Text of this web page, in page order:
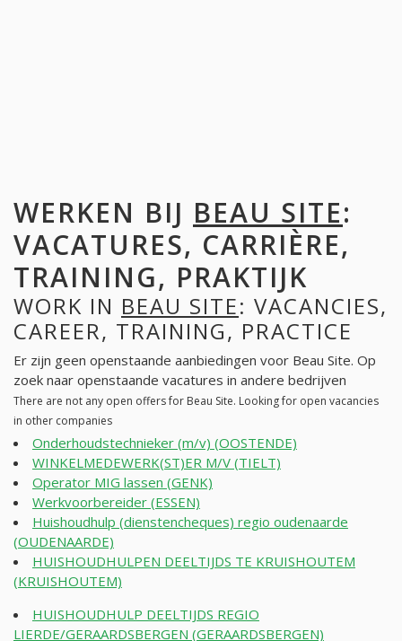
WERKEN BIJ BEAU SITE:
VACATURES, CARRIÈRE,
TRAINING, PRAKTIJK
WORK IN BEAU SITE: VACANCIES,
CAREER, TRAINING, PRACTICE
Er zijn geen openstaande aanbiedingen voor Beau Site. Op
zoek naar openstaande vacatures in andere bedrijven
There are not any open offers for Beau Site. Looking for open vacancies
in other companies
Onderhoudstechnieker (m/v) (OOSTENDE)
WINKELMEDEWERK(ST)ER M/V (TIELT)
Operator MIG lassen (GENK)
Werkvoorbereider (ESSEN)
Huishoudhulp (dienstencheques) regio oudenaarde
(OUDENAARDE)
HUISHOUDHULPEN DEELTIJDS TE KRUISHOUTEM
(KRUISHOUTEM)
HUISHOUDHULP DEELTIJDS REGIO
LIERDE/GERAARDSBERGEN (GERAARDSBERGEN)